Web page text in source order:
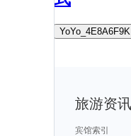
YoYo_4E8A6F9K
旅游资讯
宾馆索引